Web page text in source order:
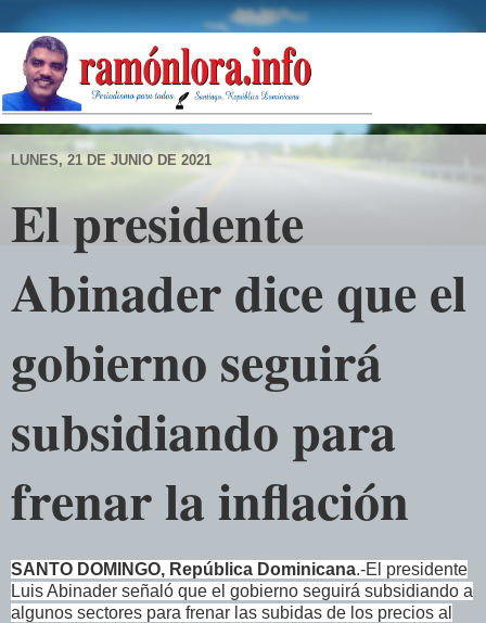
LUNES, 21 DE JUNIO DE 2021
El presidente
Abinader dice que el
gobierno seguirá
subsidiando para
frenar la inflación
SANTO DOMINGO, República Dominicana.-El presidente
Luis Abinader señaló que el gobierno seguirá subsidiando a
algunos sectores para frenar las subidas de los precios al